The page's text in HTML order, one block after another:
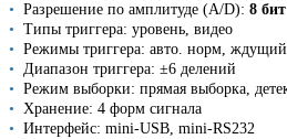
• Разрешение по амплитуде (A/D): 8 бит
• Типы триггера: уровень, видео
• Режимы триггера: авто. норм, ждущий
• Диапазон триггера: ±6 делений
• Режим выборки: прямая выборка,
• Хранение: 4 форм сигнала
• Интерфейс: mini-USB, mini-RS232